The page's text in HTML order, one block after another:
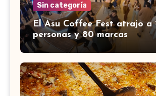
Sin categoría
El Asu Coffee Fest atrajo a
personas y 80 marcas